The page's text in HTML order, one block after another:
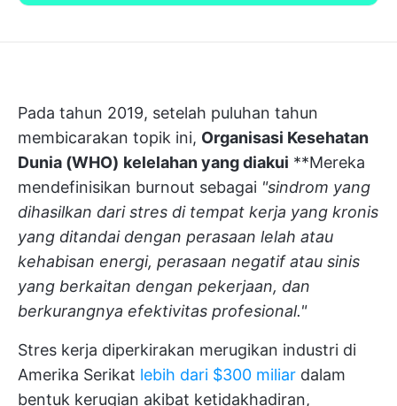
Pada tahun 2019, setelah puluhan tahun
membicarakan topik ini, Organisasi Kesehatan
Dunia (WHO) kelelahan yang diakui **Mereka
mendefinisikan burnout sebagai "sindrom yang
dihasilkan dari stres di tempat kerja yang kronis
yang ditandai dengan perasaan lelah atau
kehabisan energi, perasaan negatif atau sinis
yang berkaitan dengan pekerjaan, dan
berkurangnya efektivitas profesional."
Stres kerja diperkirakan merugikan industri di
Amerika Serikat lebih dari $300 miliar dalam
bentuk kerugian akibat ketidakhadiran,